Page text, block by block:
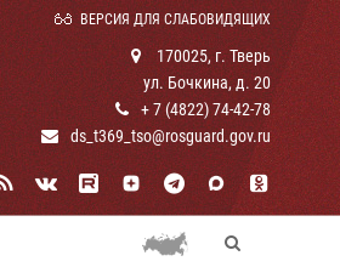
ВЕРСИЯ ДЛЯ СЛАБОВИДЯЩИХ
170025, г. Тверь
ул. Бочкина, д. 20
+ 7 (4822) 74-42-78
ds_t369_tso@rosguard.gov.ru